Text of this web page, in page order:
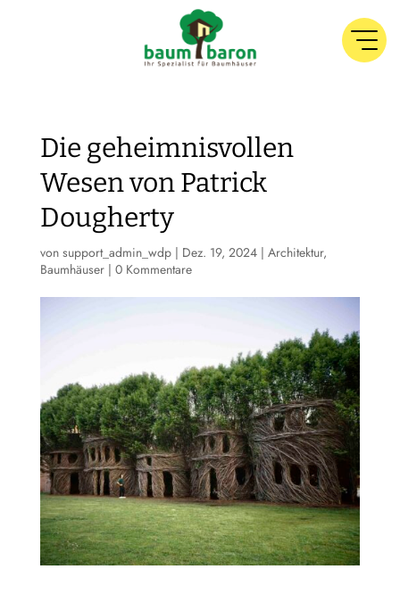
Die geheimnisvollen
Wesen von Patrick
Dougherty
von support_admin_wdp| Dez. 19, 2024| Architektur,
Baumhäuser| 0 Kommentare